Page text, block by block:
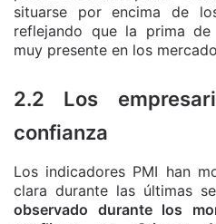
situarse por encima de
reflejando que la prima
muy presente en los
2.2 Los
confianza
Los indicadores PMI han
clara durante las últimas
observado durante los